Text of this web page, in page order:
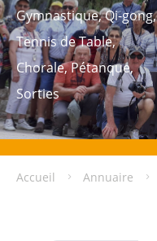
Gymnastique, Qi-gong,
Tennis de Table,
Chorale, Pétanque,
Sorties
Accueil Annuaire